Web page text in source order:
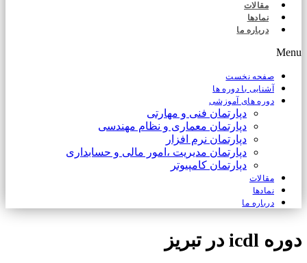
مقالات
نمادها
درباره ما
Menu
صفحه نخست
آشنایی با دوره ها
دوره های آموزشی
دپارتمان فنی و مهارتی
دپارتمان معماری و نظام مهندسی
دپارتمان نرم افزار
دپارتمان مدیریت ،امور مالی و حسابداری
دپارتمان کامپیوتر
مقالات
نمادها
درباره ما
دوره icdl در تبریز